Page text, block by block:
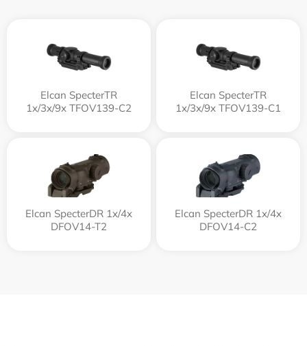
Elcan SpecterTR
1x/3x/9x TFOV139-C2
Elcan SpecterTR
1x/3x/9x TFOV139-C1
Elcan SpecterDR 1x/4x
DFOV14-T2
Elcan SpecterDR 1x/4x
DFOV14-C2